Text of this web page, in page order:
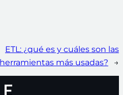
ETL: ¿qué es y cuáles son las
herramientas más usadas?
→